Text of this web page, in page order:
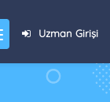
Uzman Girişi